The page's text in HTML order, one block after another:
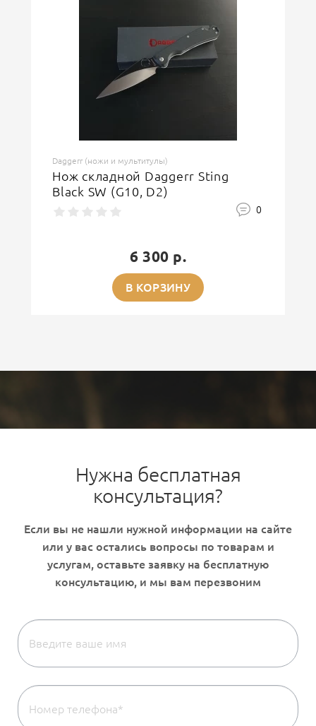
Daggerr (ножи и мультитулы)
Нож складной Daggerr Sting
Black SW (G10, D2)
0
6 300 р.
В КОРЗИНУ
Нужна бесплатная
консультация?